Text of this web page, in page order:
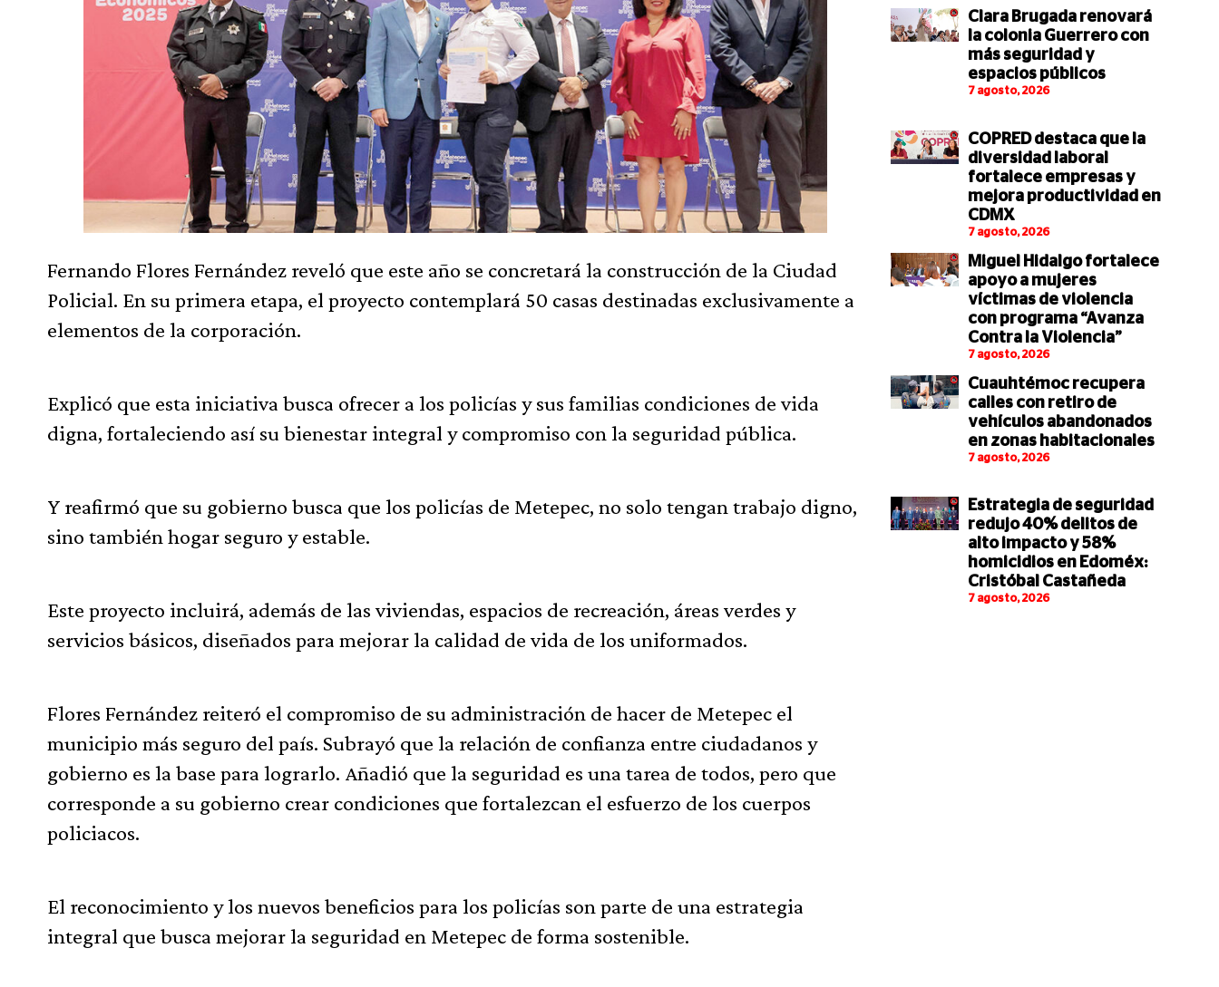
Fernando Flores Fernández reveló que este año se concretará la construcción de la Ciudad
Policial. En su primera etapa, el proyecto contemplará 50 casas destinadas exclusivamente a
elementos de la corporación.
Explicó que esta iniciativa busca ofrecer a los policías y sus familias condiciones de vida
digna, fortaleciendo así su bienestar integral y compromiso con la seguridad pública.
Y reafirmó que su gobierno busca que los policías de Metepec, no solo tengan trabajo digno,
sino también hogar seguro y estable.
Este proyecto incluirá, además de las viviendas, espacios de recreación, áreas verdes y
servicios básicos, diseñados para mejorar la calidad de vida de los uniformados.
Flores Fernández reiteró el compromiso de su administración de hacer de Metepec el
municipio más seguro del país. Subrayó que la relación de confianza entre ciudadanos y
gobierno es la base para lograrlo. Añadió que la seguridad es una tarea de todos, pero que
corresponde a su gobierno crear condiciones que fortalezcan el esfuerzo de los cuerpos
policiacos.
El reconocimiento y los nuevos beneficios para los policías son parte de una estrategia
integral que busca mejorar la seguridad en Metepec de forma sostenible.
Clara Brugada renovará
la colonia Guerrero con
más seguridad y
espacios públicos
7 agosto, 2026
COPRED destaca que la
diversidad laboral
fortalece empresas y
mejora productividad en
CDMX
7 agosto, 2026
Miguel Hidalgo fortalece
apoyo a mujeres
víctimas de violencia
con programa “Avanza
Contra la Violencia”
7 agosto, 2026
Cuauhtémoc recupera
calles con retiro de
vehículos abandonados
en zonas habitacionales
7 agosto, 2026
Estrategia de seguridad
redujo 40% delitos de
alto impacto y 58%
homicidios en Edoméx:
Cristóbal Castañeda
7 agosto, 2026